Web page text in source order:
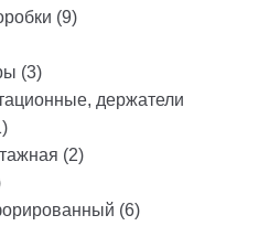
(9)
(3)
держатели
(2)
(6)